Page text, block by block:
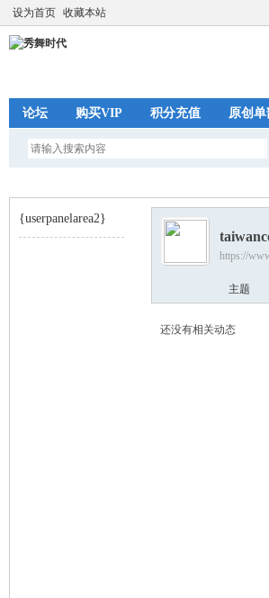
设为首页 收藏本站
论坛 购买VIP 积分充值 原创单
{userpanelarea2}
https://
主题
还没有相关动态